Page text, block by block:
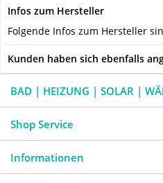
Infos zum Hersteller
Folgende Infos zum Hersteller
Kunden haben sich ebenfalls
BAD | HEIZUNG | SOLAR |
Shop Service
Informationen